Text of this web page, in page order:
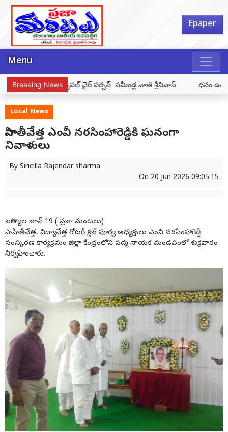
Epaper
Menu
Breaking News
సమీండ్ల వాణి శ్రీనివాస్ ధనం ఉంటే దాన స్వభావము ఉండాలి బ్రహ్మశ్రీ
Local News
సాహితీవేత్త ఎంవీ నరసింహారెడ్డికి ఘనంగా
నివాళులు
By Siricilla Rajendar sharma
On 20 Jun 2026 09:05:15
జగిత్యాల జూన్ 19 ( ప్రజా మంటలు)
సాహితీవేత్త, విద్యావేత్త రోటరీ క్లబ్ పూర్వ అధ్యక్షులు ఎంవి నరసింహారెడ్డి
సంస్కరణ కార్యక్రమం జిల్లా కేంద్రంలోని పద్మ నాయక మండపంలో శుక్రవారం
నిర్వహించారు.